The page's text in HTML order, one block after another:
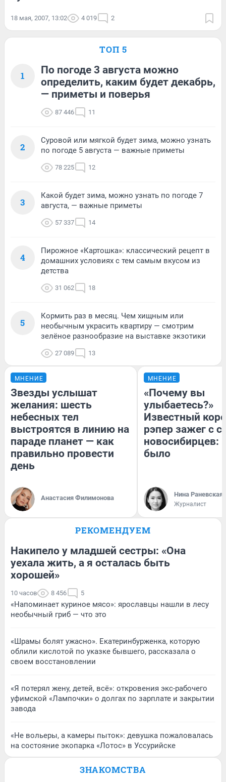
18 мая, 2007, 13:02 4 019 2
ТОП 5
1
По погоде 3 августа можно
определить, каким будет декабрь,
— приметы и поверья
87 446 11
2
Суровой или мягкой будет зима, можно узнать
по погоде 5 августа — важные приметы
78 225 12
3
Какой будет зима, можно узнать по погоде 7
августа, — важные приметы
57 337 14
4
Пирожное «Картошка»: классический рецепт в
домашних условиях с тем самым вкусом из
детства
31 062 18
5
Кормить раз в месяц. Чем хищным или
необычным украсить квартиру — смотрим
зелёное разнообразие на выставке экзотики
27 089 13
МНЕНИЕ
Звезды услышат
желания: шесть
небесных тел
выстроятся в линию на
параде планет — как
правильно провести
день
Анастасия Филимонова
МНЕНИЕ
«Почему вы
улыбаетесь?»
Известный
рэпер зажег с
новосибирцев:
было
Нина Раневская
Журналист
РЕКОМЕНДУЕМ
Накипело у младшей сестры: «Она
уехала жить, а я осталась быть
хорошей»
10 часов 8 456 5
«Напоминает куриное мясо»: ярославцы нашли в лесу
необычный гриб — что это
«Шрамы болят ужасно». Екатеринбурженка, которую
облили кислотой по указке бывшего, рассказала о
своем восстановлении
«Я потерял жену, детей, всё»: откровения экс-рабочего
уфимской «Лампочки» о долгах по зарплате и закрытии
завода
«Не вольеры, а камеры пыток»: девушка пожаловалась
на состояние экопарка «Лотос» в Уссурийске
ЗНАКОМСТВА